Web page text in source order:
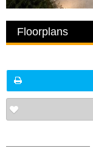
Floorplans